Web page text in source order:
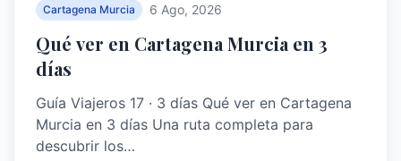
Cartagena Murcia 6 Ago, 2026
Qué ver en Cartagena Murcia en 3
días
Guía Viajeros 17 · 3 días Qué ver en Cartagena
Murcia en 3 días Una ruta completa para
descubrir los…